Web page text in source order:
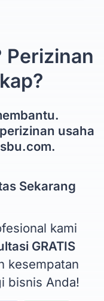
Perizinan
usaha
Sekarang
kami
GRATIS
kesempatan
bisnis Anda!